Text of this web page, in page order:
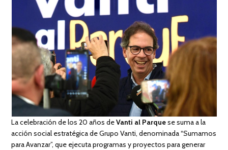
La celebración de los 20 años deVanti al Parquese suma a la
acción social estratégica de Grupo Vanti, denominada “Sumamos
para Avanzar”, que ejecuta programas y proyectos para generar